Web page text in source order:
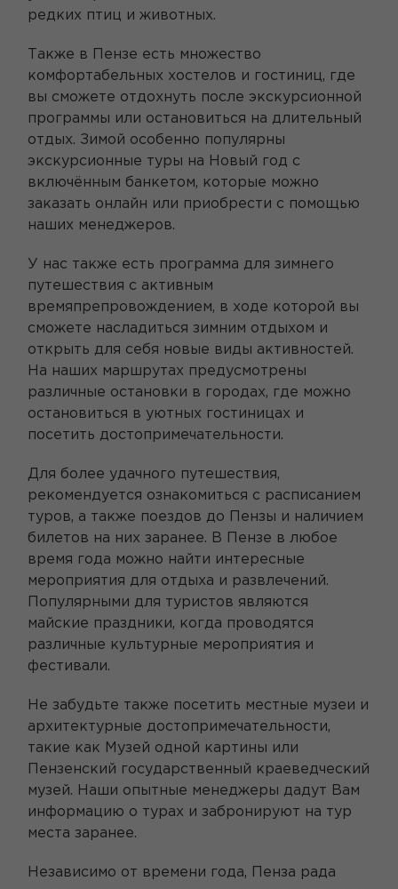
редких птиц и животных.
Также в Пензе есть множество
комфортабельных хостелов и гостиниц, где
вы сможете отдохнуть после экскурсионной
программы или остановиться на длительный
отдых. Зимой особенно популярны
экскурсионные туры на Новый год с
включённым банкетом, которые можно
заказать онлайн или приобрести с помощью
наших менеджеров.
У нас также есть программа для зимнего
путешествия с активным
времяпрепровождением, в ходе которой вы
сможете насладиться зимним отдыхом и
открыть для себя новые виды активностей.
На наших маршрутах предусмотрены
различные остановки в городах, где можно
остановиться в уютных гостиницах и
посетить достопримечательности.
Для более удачного путешествия,
рекомендуется ознакомиться с расписанием
туров, а также поездов до Пензы и наличием
билетов на них заранее. В Пензе в любое
время года можно найти интересные
мероприятия для отдыха и развлечений.
Популярными для туристов являются
майские праздники, когда проводятся
различные культурные мероприятия и
фестивали.
Не забудьте также посетить местные музеи и
архитектурные достопримечательности,
такие как Музей одной картины или
Пензенский государственный краеведческий
музей. Наши опытные менеджеры дадут Вам
информацию о турах и забронируют на тур
места заранее.
Независимо от времени года, Пенза рада